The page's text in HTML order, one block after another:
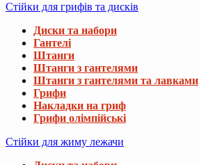
Стійки для грифів та дисків
Диски та набори
Гантелі
Штанги
Штанги з гантелями
Штанги з гантелями та лавками
Грифи
Накладки на гриф
Грифи олімпійські
Стійки для жиму лежачи